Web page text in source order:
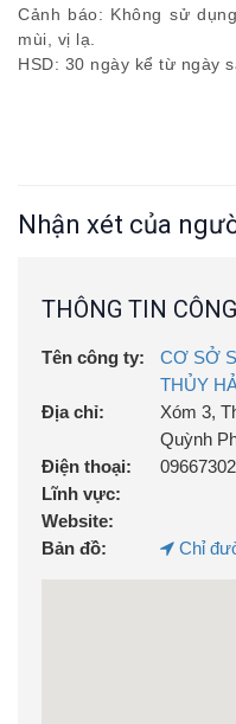
Cảnh báo: Không sử
mùi, vị lạ.
HSD: 30 ngày kể từ ngày
Nhận xét của
THÔNG TIN
Tên công ty:
CƠ SỞ
THỦY
Địa chỉ:
Xóm 3,
Quỳnh
Điện thoại:
Lĩnh vực:
Website:
Bản đồ:
Chỉ